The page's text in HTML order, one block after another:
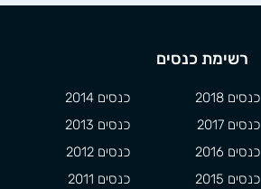
רשימת כנסים
כנסים 2018
כנסים 2017
כנסים 2016
כנסים 2015
כנסים 2014
כנסים 2013
כנסים 2012
כנסים 2011